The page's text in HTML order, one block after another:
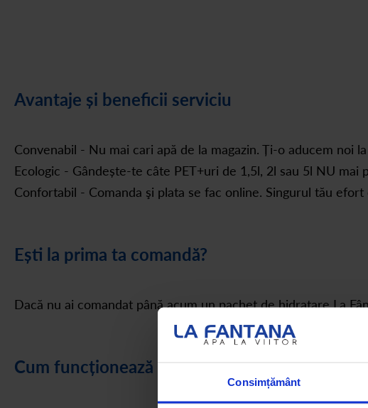
Consimțământ
Avantaje și beneficii serviciu
Convenabil - Nu mai cari apă de la magazin. Ți-o aducem noi
Ecologic - Gândește-te câte PET+uri de 1,5l, 2l sau 5l NU
Confortabil - Comanda şi plata se fac online. Singurul tău efort
Ești la prima ta comandă?
Dacă nu ai comandat până acum un pachet de hidratare La
Cum funcționează pachetul Refill